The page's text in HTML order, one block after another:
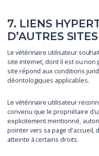
7. LIENS
D’AUTRES
Le vétérinaire utilisateur
site internet, dont il est ou non
site répond aux conditions
déontologiques applicables.
Le vétérinaire utilisateur
convenu que le propriétaire
explicitement mentionné,
pointer vers sa page d'accueil,
atteinte à certains droits.